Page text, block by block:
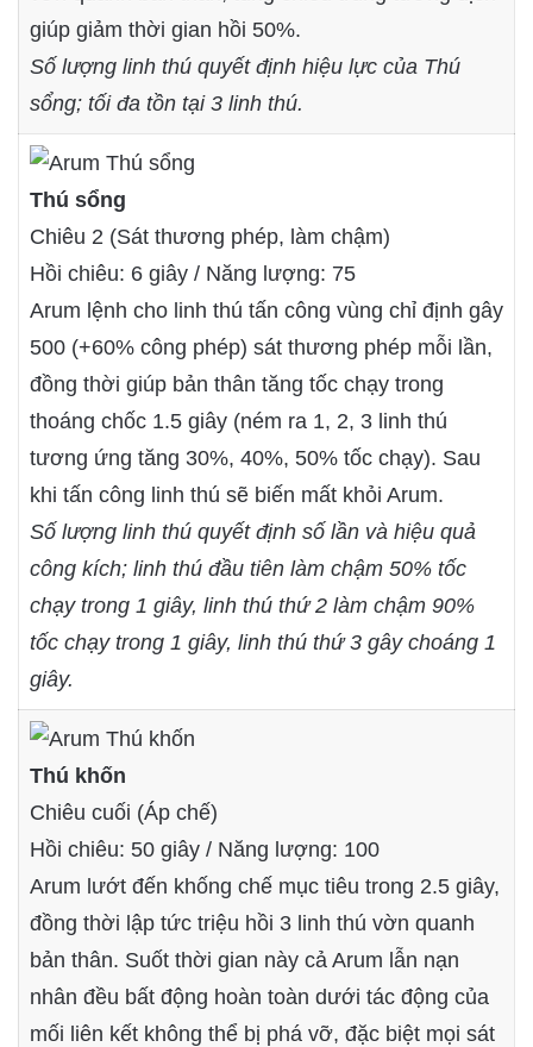
giúp giảm thời gian hồi 50%.
Số lượng linh thú quyết định hiệu lực của Thú
sổng; tối đa tồn tại 3 linh thú.
Thú sổng
Chiêu 2 (Sát thương phép, làm chậm)
Hồi chiêu: 6 giây / Năng lượng: 75
Arum lệnh cho linh thú tấn công vùng chỉ định gây
500 (+60% công phép) sát thương phép mỗi lần,
đồng thời giúp bản thân tăng tốc chạy trong
thoáng chốc 1.5 giây (ném ra 1, 2, 3 linh thú
tương ứng tăng 30%, 40%, 50% tốc chạy). Sau
khi tấn công linh thú sẽ biến mất khỏi Arum.
Số lượng linh thú quyết định số lần và hiệu quả
công kích; linh thú đầu tiên làm chậm 50% tốc
chạy trong 1 giây, linh thú thứ 2 làm chậm 90%
tốc chạy trong 1 giây, linh thú thứ 3 gây choáng 1
giây.
Thú khốn
Chiêu cuối (Áp chế)
Hồi chiêu: 50 giây / Năng lượng: 100
Arum lướt đến khống chế mục tiêu trong 2.5 giây,
đồng thời lập tức triệu hồi 3 linh thú vờn quanh
bản thân. Suốt thời gian này cả Arum lẫn nạn
nhân đều bất động hoàn toàn dưới tác động của
mối liên kết không thể bị phá vỡ, đặc biệt mọi sát